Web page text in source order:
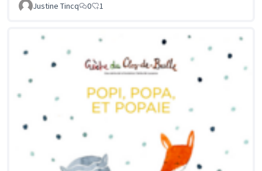
Justine Tincq 0 1